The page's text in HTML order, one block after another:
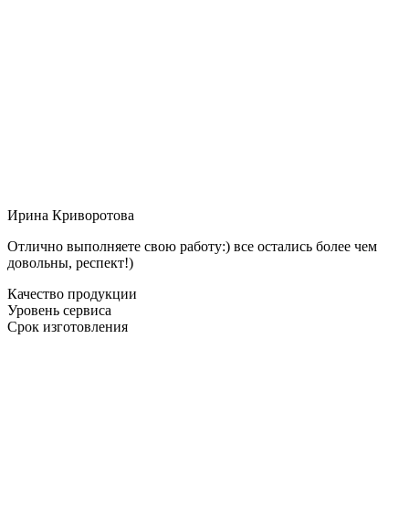
Ирина Криворотова
Отлично выполняете свою работу:) все остались более чем
довольны, респект!)
Качество продукции
Уровень сервиса
Срок изготовления